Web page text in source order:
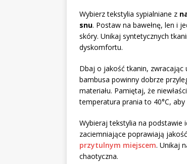
Wybierz tekstylia sypialniane z
snu. Postaw na bawełnę, len i
skóry. Unikaj syntetycznych
dyskomfortu.
Dbaj o jakość tkanin, zwracając
bambusa powinny dobrze
materiału. Pamiętaj, że
temperatura prania to 40°C,
Wybieraj tekstylia na podstawie
zaciemniające poprawiają
przytulnym miejscem. Unikaj
chaotyczna.